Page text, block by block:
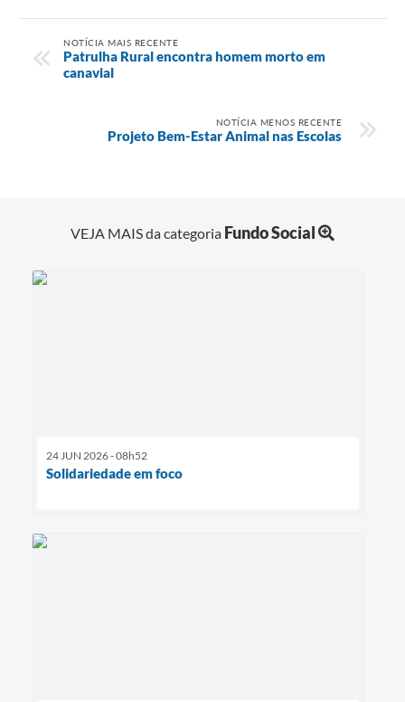
NOTÍCIA MAIS RECENTE
Patrulha Rural encontra homem morto em
canavial
NOTÍCIA MENOS RECENTE
Projeto Bem-Estar Animal nas Escolas
VEJA MAIS da categoria Fundo Social
24 JUN 2026 - 08h52
Solidariedade em foco